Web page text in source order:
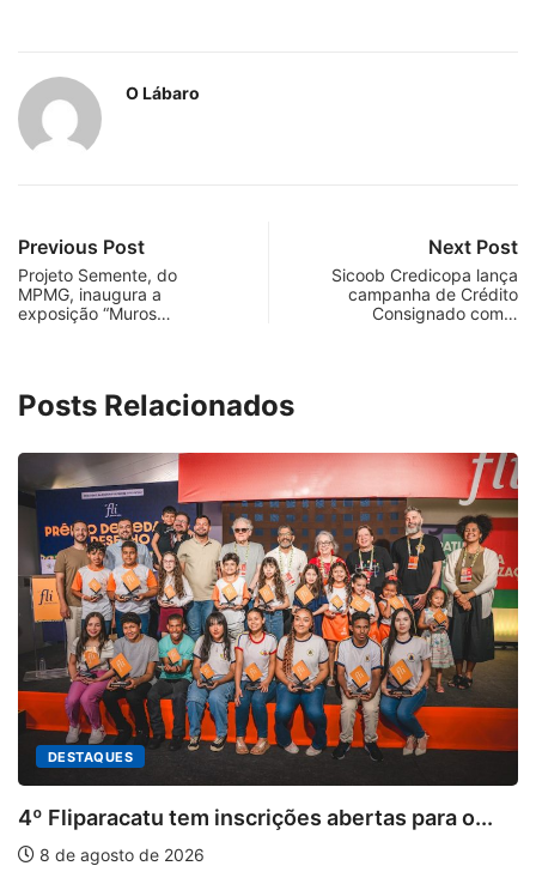
O Lábaro
Previous Post
Projeto Semente, do
MPMG, inaugura a
exposição “Muros…
Next Post
Sicoob Credicopa lança
campanha de Crédito
Consignado com…
Posts Relacionados
DESTAQUES
4º Fliparacatu tem inscrições abertas para o...
8 de agosto de 2026